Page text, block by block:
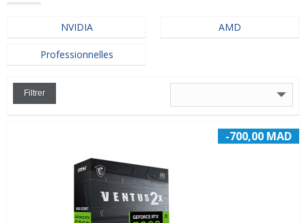
NVIDIA AMD
Professionnelles
Filtrer
-700,00 MAD